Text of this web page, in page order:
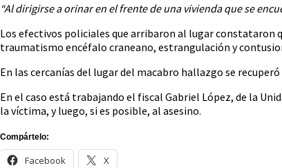
“Al dirigirse a orinar en el frente de una vivienda que se
Los efectivos policiales que arribaron al lugar constataron
traumatismo encéfalo craneano, estrangulación y
En las cercanías del lugar del macabro hallazgo se
En el caso está trabajando el fiscal Gabriel López, de la
la víctima, y luego, si es posible, al asesino.
Compártelo:
Facebook X